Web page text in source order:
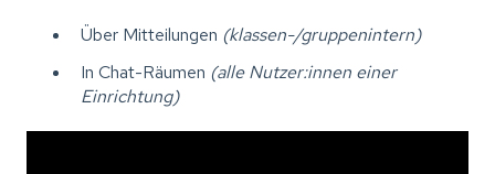
Über Mitteilungen (klassen-/gruppenintern)
In Chat-Räumen (alle Nutzer:innen einer
Einrichtung)